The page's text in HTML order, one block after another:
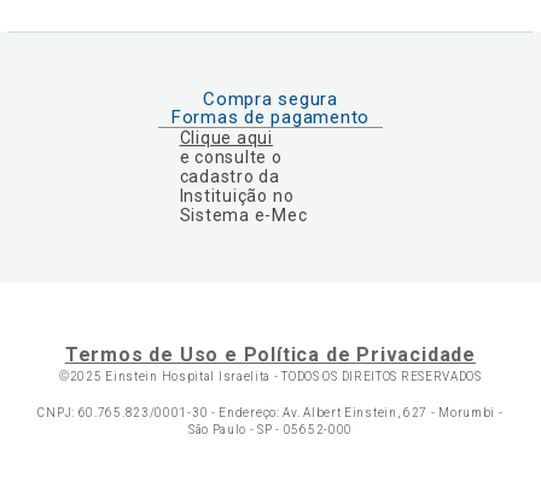
Compra segura
Formas de pagamento
Clique aqui
e consulte o
cadastro da
Instituição no
Sistema e-Mec
Termos de Uso e Política de Privacidade
©2025 Einstein Hospital Israelita -TODOS OS DIREITOS RESERVADOS
CNPJ: 60.765.823/0001-30 - Endereço: Av. Albert Einstein, 627 - Morumbi -
São Paulo - SP - 05652-000